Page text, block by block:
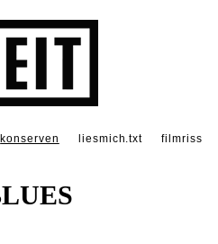
konserven liesmich.txt filmriss